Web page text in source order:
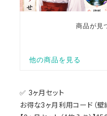
✅ 3ヶ月セット
お得な3ヶ月利用コード（壁